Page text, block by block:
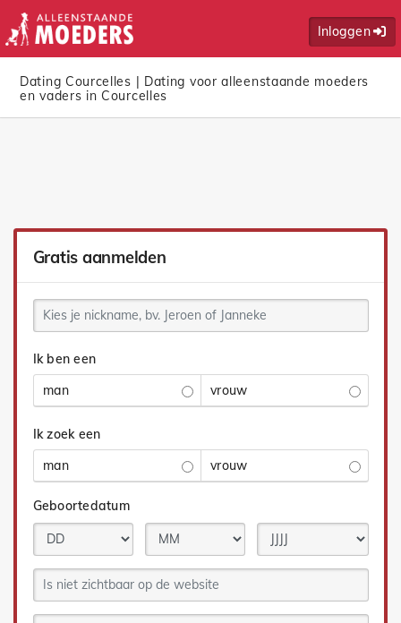
Inloggen
Dating Courcelles | Dating voor alleenstaande moeders
en vaders in Courcelles
Gratis aanmelden
Ik ben een
man
vrouw
Ik zoek een
man
vrouw
Geboortedatum